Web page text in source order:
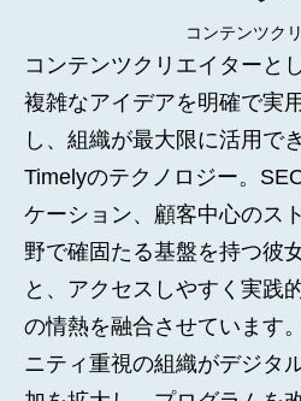
コンテンツク
コンテンツクリエイターと
複雑なアイデアを明確で実
し、組織が最大限に活用で
Timelyのテクノロジー。
ケーション、顧客中心のス
野で確固たる基盤を持つ彼
と、アクセスしやすく実践
の情熱を融合させています
ニティ重視の組織がデジタ